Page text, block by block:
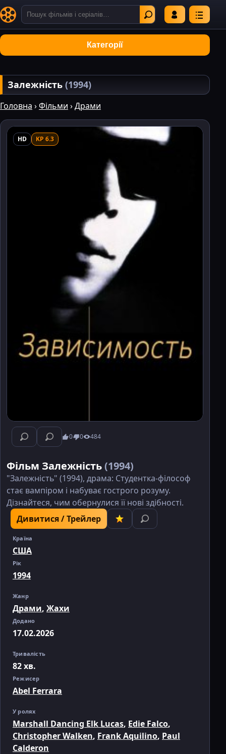
Категорії
Залежність (1994)
Головна ›Фільми ›Драми
HD KP 6.3
0 0 484
Фільм Залежність(1994)
"Залежність" (1994), драма: Студентка-філософ
стає вампіром і набуває гострого розуму.
Дізнайтеся, чим обернулися її нові здібності.
Дивитися / Трейлер
Країна
США
Рік
1994
Жанр
Драми, Жахи
Додано
17.02.2026
Тривалість
82 хв.
Режисер
Abel Ferrara
У ролях
Marshall Dancing Elk Lucas, Edie Falco,
Christopher Walken, Frank Aquilino, Paul
Calderon